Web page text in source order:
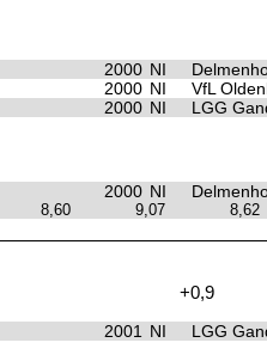
2000 NI
2000 NI VfL
2000 NI LGG
2000 NI
8,60 9,07 8,62
+0,9
2001 NI LGG